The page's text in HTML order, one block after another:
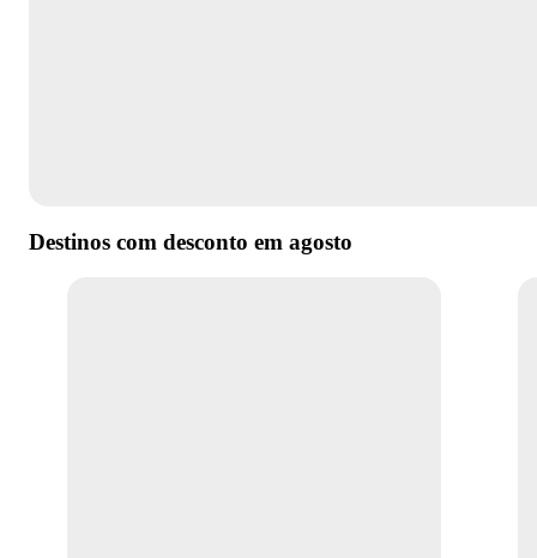
Destinos com desconto em agosto